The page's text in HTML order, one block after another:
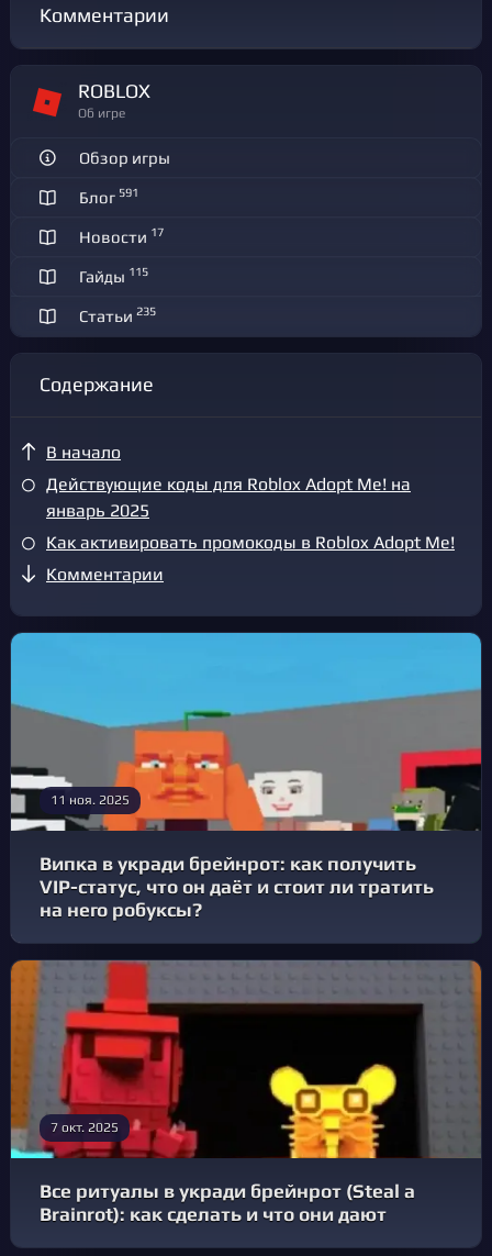
Комментарии
ROBLOX
Об игре
Обзор игры
Блог 591
Новости 17
Гайды 115
Статьи 235
Содержание
В начало
Действующие коды для Roblox Adopt Me! на
январь 2025
Как активировать промокоды в Roblox Adopt Me!
Комментарии
11 ноя. 2025
Випка в укради брейнрот: как получить
VIP-статус, что он даёт и стоит ли тратить
на него робуксы?
7 окт. 2025
Все ритуалы в укради брейнрот (Steal a
Brainrot): как сделать и что они дают